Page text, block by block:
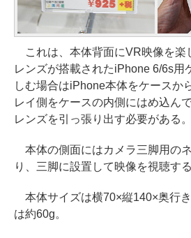
これは、本体背面にVR映像を楽
レンズが搭載されたiPhone 6/6s用
しむ場合はiPhone本体をケースか
レイ側をケースの内側にはめ込ん
レンズを引っ張り出す必要がある。
本体の側面にはカメラ三脚用の
り、三脚に設置して映像を視聴す
本体サイズは横70×縦140×奥行
は約60g。